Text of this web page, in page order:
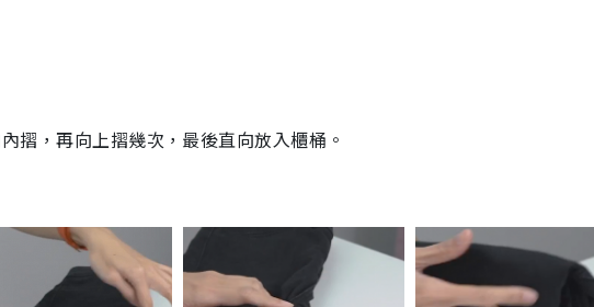
摺，再向上摺幾次，最後直向放入櫃桶。